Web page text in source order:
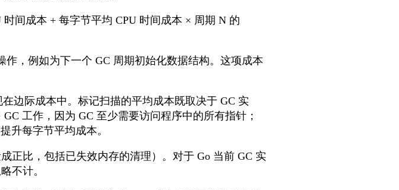
间成本 + 每字节平均 CPU 时间成本 × 周期 N 的
，例如为下一个 GC 周期初始化数据结构。这项成本
边际成本中。标记扫描的平均成本既取决于 GC 实
工作，因为 GC 至少需要访问程序中的所有指针；
升每字节平均成本。
正比，包括已失效内存的清理）。对于 Go 当前 GC 实
不计。